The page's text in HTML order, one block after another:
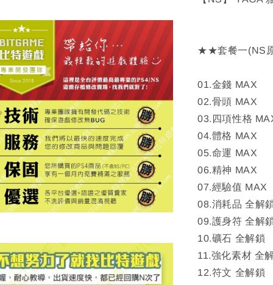
★★套餐一(NS
01.金錢 MAX
02.骨頭 MAX
03.四項性格
04.體格 MAX
05.命運 MAX
06.精神 MAX
07.經驗值 MAX
08.消耗品 全解
09.護身符 全解
10.礦石 全解鎖
11.強化素材 全
12.符文 全解鎖